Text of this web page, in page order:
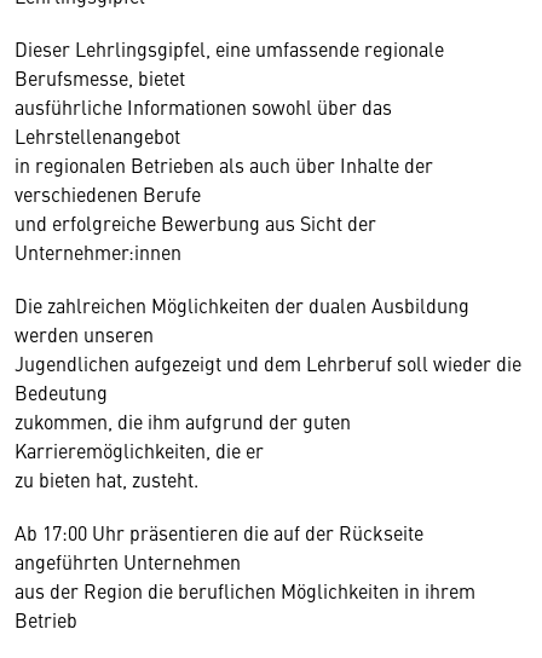
Dieser Lehrlingsgipfel, eine umfassende regionale
Berufsmesse, bietet
ausführliche Informationen sowohl über das
Lehrstellenangebot
in regionalen Betrieben als auch über Inhalte der
verschiedenen Berufe
und erfolgreiche Bewerbung aus Sicht der
Unternehmer:innen
Die zahlreichen Möglichkeiten der dualen Ausbildung
werden unseren
Jugendlichen aufgezeigt und dem Lehrberuf soll wieder die
Bedeutung
zukommen, die ihm aufgrund der guten
Karrieremöglichkeiten, die er
zu bieten hat, zusteht.
Ab 17:00 Uhr präsentieren die auf der Rückseite
angeführten Unternehmen
aus der Region die beruflichen Möglichkeiten in ihrem
Betrieb